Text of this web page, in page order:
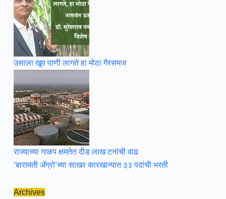
उसाला खूप पाणी लागते हा मोठा गैरसमज
राज्याच्या गाळप क्षमतेत दीड लाख टनांची वाढ
‘बारामती ॲग्रो’च्या साखर कारखान्यात ३३ पदांची भरती
Archives